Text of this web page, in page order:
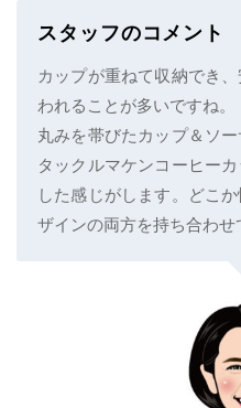
スタッフのコメント
カップが重ねて収納でき
われることが多いですね。
丸みを帯びたカップ＆ソ
タックルマケンコーヒー
した感じがします。どこ
ザインの両方を持ち合わせ